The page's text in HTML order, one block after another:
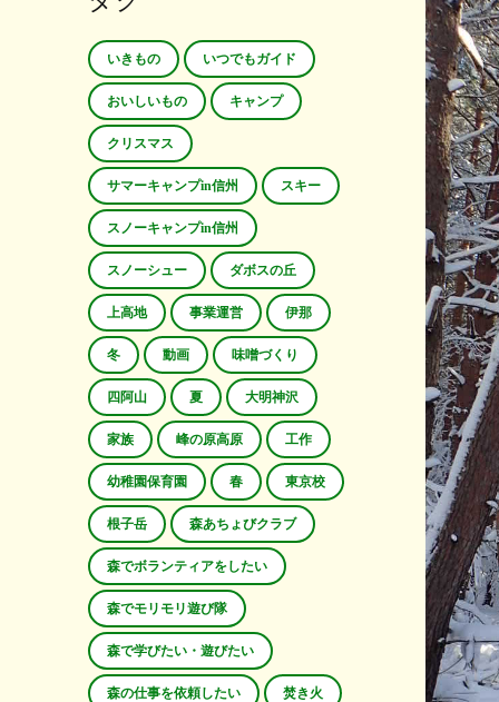
いきもの いつでもガイド
おいしいもの キャンプ
クリスマス
サマーキャンプin信州 スキー
スノーキャンプin信州
スノーシュー ダボスの丘
上高地 事業運営 伊那
冬 動画 味噌づくり
四阿山 夏 大明神沢
家族 峰の原高原 工作
幼稚園保育園 春 東京校
根子岳 森あちょびクラブ
森でボランティアをしたい
森でモリモリ遊び隊
森で学びたい・遊びたい
森の仕事を依頼したい 焚き火